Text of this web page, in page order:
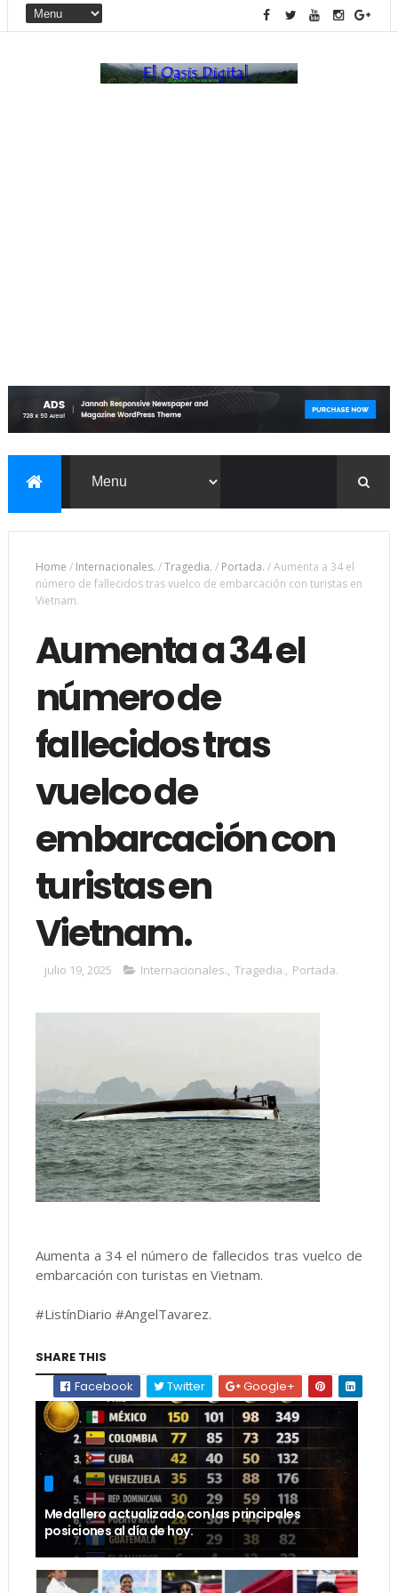
Home / Internacionales. /Tragedia. / Portada. /Aumenta a 34 el
número de fallecidos tras vuelco de embarcación con turistas en
Vietnam.
Aumenta a 34 el
número de
fallecidos tras
vuelco de
embarcación con
turistas en
Vietnam.
julio 19, 2025 Internacionales., Tragedia., Portada.
Aumenta a 34 el número de fallecidos tras vuelco de
embarcación con turistas en Vietnam.
#ListínDiario #AngelTavarez.
SHARE THIS
Facebook
Twitter Google+
Medallero actualizado con las principales
posiciones al día de hoy.